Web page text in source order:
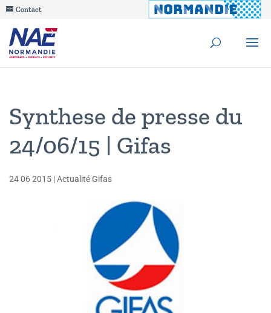
Contact
Synthese de presse du
24/06/15 | Gifas
24 06 2015 |Actualité Gifas